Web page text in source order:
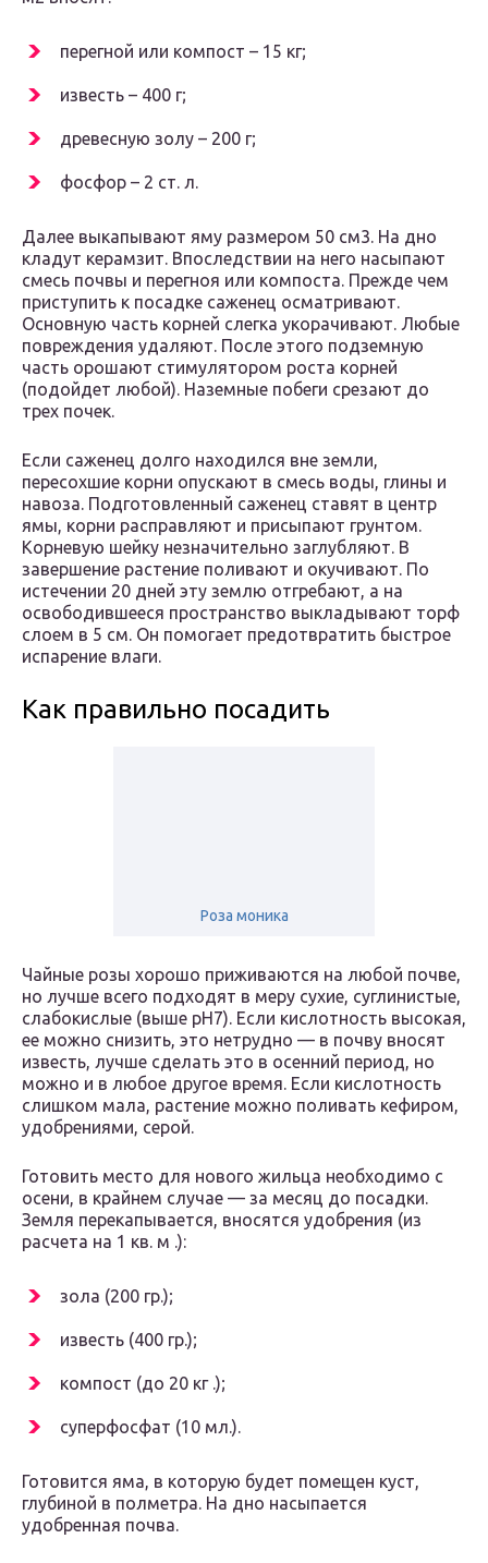
перегной или компост – 15 кг;
известь – 400 г;
древесную золу – 200 г;
фосфор – 2 ст. л.
Далее выкапывают яму размером 50 см3. На дно
кладут керамзит. Впоследствии на него насыпают
смесь почвы и перегноя или компоста. Прежде чем
приступить к посадке саженец осматривают.
Основную часть корней слегка укорачивают. Любые
повреждения удаляют. После этого подземную
часть орошают стимулятором роста корней
(подойдет любой). Наземные побеги срезают до
трех почек.
Если саженец долго находился вне земли,
пересохшие корни опускают в смесь воды, глины и
навоза. Подготовленный саженец ставят в центр
ямы, корни расправляют и присыпают грунтом.
Корневую шейку незначительно заглубляют. В
завершение растение поливают и окучивают. По
истечении 20 дней эту землю отгребают, а на
освободившееся пространство выкладывают торф
слоем в 5 см. Он помогает предотвратить быстрое
испарение влаги.
Как правильно посадить
Роза моника
Чайные розы хорошо приживаются на любой почве,
но лучше всего подходят в меру сухие, суглинистые,
слабокислые (выше рН7). Если кислотность высокая,
ее можно снизить, это нетрудно — в почву вносят
известь, лучше сделать это в осенний период, но
можно и в любое другое время. Если кислотность
слишком мала, растение можно поливать кефиром,
удобрениями, серой.
Готовить место для нового жильца необходимо с
осени, в крайнем случае — за месяц до посадки.
Земля перекапывается, вносятся удобрения (из
расчета на 1 кв. м .):
зола (200 гр.);
известь (400 гр.);
компост (до 20 кг .);
суперфосфат (10 мл.).
Готовится яма, в которую будет помещен куст,
глубиной в полметра. На дно насыпается
удобренная почва.